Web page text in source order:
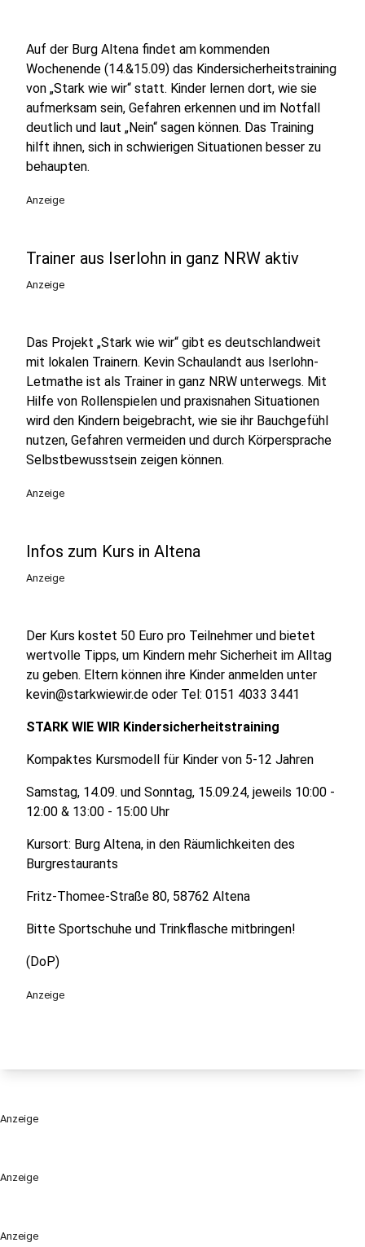
Anzeige
Anzeige
Auf der Burg Altena findet am kommenden
Wochenende (14.&15.09) das Kindersicherheitstraining
von „Stark wie wir“ statt. Kinder lernen dort, wie sie
aufmerksam sein, Gefahren erkennen und im Notfall
deutlich und laut „Nein“ sagen können. Das Training
hilft ihnen, sich in schwierigen Situationen besser zu
behaupten.
Anzeige
Trainer aus Iserlohn in ganz NRW aktiv
Anzeige
Das Projekt „Stark wie wir“ gibt es deutschlandweit
mit lokalen Trainern. Kevin Schaulandt aus Iserlohn-
Letmathe ist als Trainer in ganz NRW unterwegs. Mit
Hilfe von Rollenspielen und praxisnahen Situationen
wird den Kindern beigebracht, wie sie ihr Bauchgefühl
nutzen, Gefahren vermeiden und durch Körpersprache
Selbstbewusstsein zeigen können.
Anzeige
Infos zum Kurs in Altena
Anzeige
Der Kurs kostet 50 Euro pro Teilnehmer und bietet
wertvolle Tipps, um Kindern mehr Sicherheit im Alltag
zu geben. Eltern können ihre Kinder anmelden unter
kevin@starkwiewir.de oder Tel: 0151 4033 3441
STARK WIE WIR Kindersicherheitstraining
Kompaktes Kursmodell für Kinder von 5-12 Jahren
Samstag, 14.09. und Sonntag, 15.09.24, jeweils 10:00 -
12:00 & 13:00 - 15:00 Uhr
Kursort: Burg Altena, in den Räumlichkeiten des
Burgrestaurants
Fritz-Thomee-Straße 80, 58762 Altena
Bitte Sportschuhe und Trinkflasche mitbringen!
(DoP)
Anzeige
Anzeige